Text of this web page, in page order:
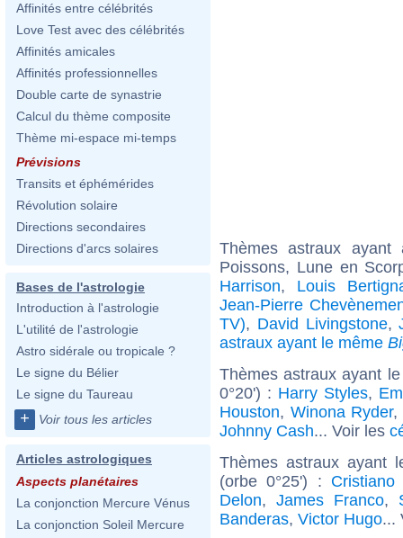
Affinités entre célébrités
Love Test avec des célébrités
Affinités amicales
Affinités professionnelles
Double carte de synastrie
Calcul du thème composite
Thème mi-espace mi-temps
Prévisions
Transits et éphémérides
Révolution solaire
Directions secondaires
Directions d'arcs solaires
Bases de l'astrologie
Introduction à l'astrologie
L'utilité de l'astrologie
Astro sidérale ou tropicale ?
Le signe du Bélier
Le signe du Taureau
+ Voir tous les articles
Articles astrologiques
Aspects planétaires
La conjonction Mercure Vénus
La conjonction Soleil Mercure
Thèmes astraux
Poissons, Lune en
Harrison, Louis
Jean-Pierre
TV), David Livingstone,
astraux ayant le même
Thèmes astraux ayant
0°20') : Harry Styles,
Houston, Winona Ryder,
Johnny Cash... Voir les
Thèmes astraux ayant
(orbe 0°25') : Cristiano
Delon, James Franco,
Banderas, Victor Hugo...